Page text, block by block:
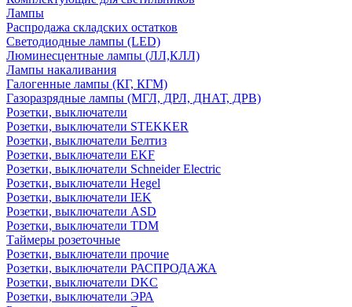
Лампы
Распродажа складских остатков
Светодиодные лампы (LED)
Люминесцентные лампы (ЛЛ,КЛЛ)
Лампы накаливания
Галогенные лампы (КГ, КГМ)
Газоразрядные лампы (МГЛ, ДРЛ, ДНАТ, ДРВ)
Розетки, выключатели
Розетки, выключатели STEKKER
Розетки, выключатели Белтиз
Розетки, выключатели EKF
Розетки, выключатели Schneider Electric
Розетки, выключатели Hegel
Розетки, выключатели IEK
Розетки, выключатели ASD
Розетки, выключатели TDM
Таймеры розеточные
Розетки, выключатели прочие
Розетки, выключатели РАСПРОДАЖА
Розетки, выключатели DKC
Розетки, выключатели ЭРА